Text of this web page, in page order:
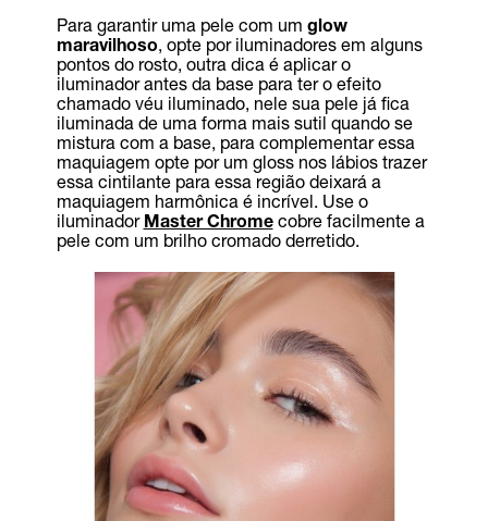
Para garantir uma pele com um glow
maravilhoso, opte por iluminadores em alguns
pontos do rosto, outra dica é aplicar o
iluminador antes da base para ter o efeito
chamado véu iluminado, nele sua pele já fica
iluminada de uma forma mais sutil quando se
mistura com a base, para complementar essa
maquiagem opte por um gloss nos lábios trazer
essa cintilante para essa região deixará a
maquiagem harmônica é incrível. Use o
iluminador Master Chromecobre facilmente a
pele com um brilho cromado derretido.